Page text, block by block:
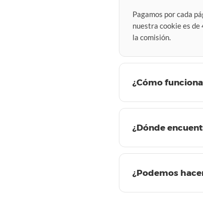
Pagamos por cada
nuestra cookie es de
la comisión.
¿Cómo
¿Dónde
¿Podemos